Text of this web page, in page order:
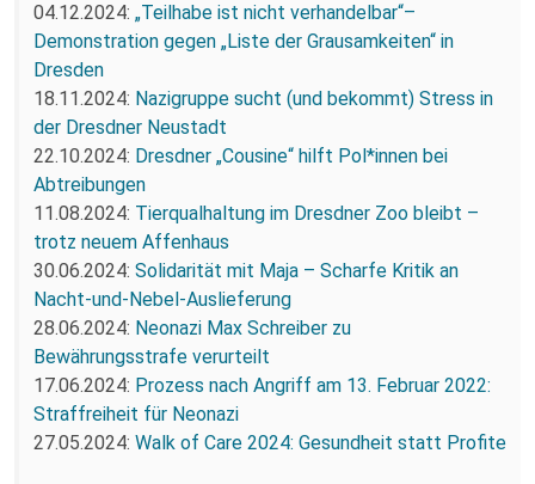
04.12.2024: „Teilhabe ist nicht verhandelbar“–
Demonstration gegen „Liste der Grausamkeiten“ in
Dresden
18.11.2024: Nazigruppe sucht (und bekommt) Stress in
der Dresdner Neustadt
22.10.2024: Dresdner „Cousine“ hilft Pol*innen bei
Abtreibungen
11.08.2024: Tierqualhaltung im Dresdner Zoo bleibt –
trotz neuem Affenhaus
30.06.2024: Solidarität mit Maja – Scharfe Kritik an
Nacht-und-Nebel-Auslieferung
28.06.2024: Neonazi Max Schreiber zu
Bewährungsstrafe verurteilt
17.06.2024: Prozess nach Angriff am 13. Februar 2022:
Straffreiheit für Neonazi
27.05.2024: Walk of Care 2024: Gesundheit statt Profite